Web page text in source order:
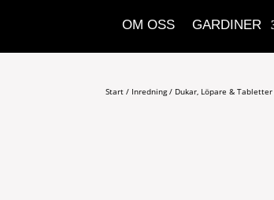
OM OSS GARDINER
Start / Inredning/ Dukar, Löpare & Tabletter